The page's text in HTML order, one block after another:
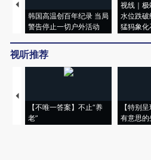
韩国高温创百年纪录 当局
警告停止一切户外活动
视线｜
水位跌
猛犸象化
视听推荐
【不唯一答案】不止“养
老”
【特别
有意思的